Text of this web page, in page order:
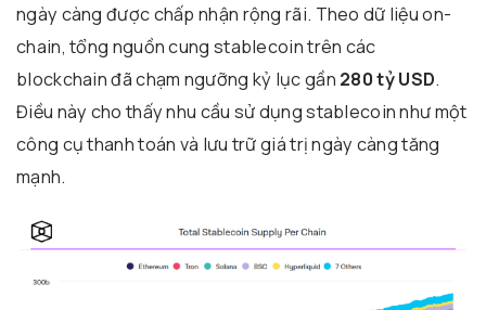
ngày càng được chấp nhận rộng rãi. Theo dữ liệu on-
chain, tổng nguồn cung stablecoin trên các
blockchain đã chạm ngưỡng kỷ lục gần 280 tỷ USD.
Điều này cho thấy nhu cầu sử dụng stablecoin như một
công cụ thanh toán và lưu trữ giá trị ngày càng tăng
mạnh.